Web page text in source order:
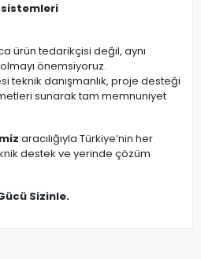
sistemleri
ürün tedarikçisi değil, aynı
olmayı önemsiyoruz.
teknik danışmanlık, proje desteği
sunarak tam memnuniyet
aracılığıyla Türkiye’nin her
destek ve yerinde çözüm
Sizinle.